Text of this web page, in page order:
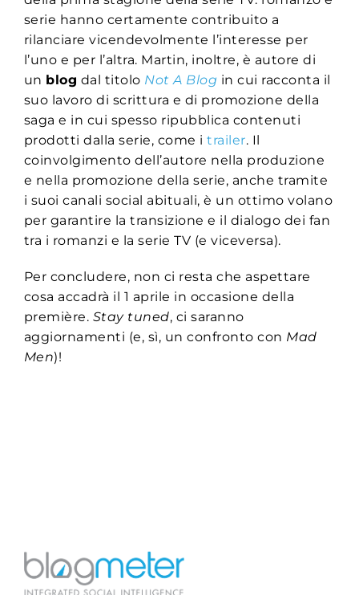
serie hanno certamente contribuito a
rilanciare vicendevolmente l’interesse per
l’uno e per l’altra. Martin, inoltre, è autore di
un blog dal titolo Not A Blog in cui racconta il
suo lavoro di scrittura e di promozione della
saga e in cui spesso ripubblica contenuti
prodotti dalla serie, come itrailer. Il
coinvolgimento dell’autore nella produzione
e nella promozione della serie, anche tramite
i suoi canali social abituali, è un ottimo volano
per garantire la transizione e il dialogo dei fan
tra i romanzi e la serie TV (e viceversa).
Per concludere, non ci resta che aspettare
cosa accadrà il 1 aprile in occasione della
première. Stay tuned, ci saranno
aggiornamenti (e, sì, un confronto con Mad
Men)!